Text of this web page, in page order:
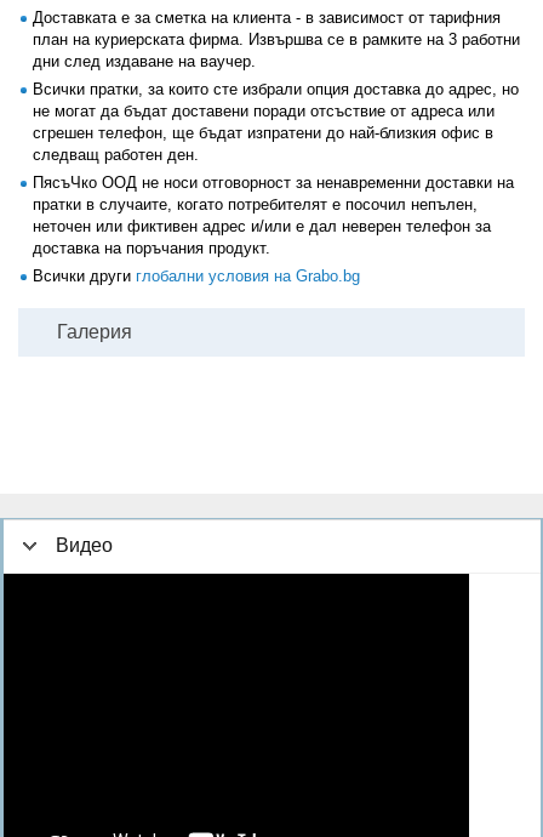
Доставката е за сметка на клиента - в зависимост от тарифния
план на куриерската фирма. Извършва се в рамките на 3 работни
дни след издаване на ваучер.
Всички пратки, за които сте избрали опция доставка до адрес, но
не могат да бъдат доставени поради отсъствие от адреса или
сгрешен телефон, ще бъдат изпратени до най-близкия офис в
следващ работен ден.
ПясъЧко ООД не носи отговорност за ненавременни доставки на
пратки в случаите, когато потребителят е посочил непълен,
неточен или фиктивен адрес и/или е дал неверен телефон за
доставка на поръчания продукт.
Всички други глобални условия на Grabo.bg
Галерия
Видео